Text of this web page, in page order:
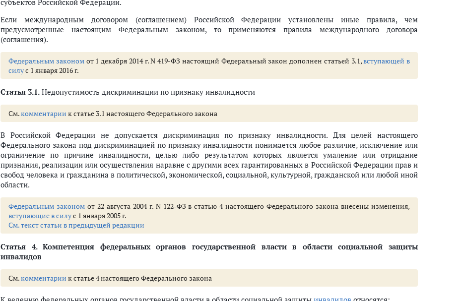
субъектов Российской Федерации.
Если международным договором (соглашением) Российской Федерации установлены иные правила, чем
предусмотренные настоящим Федеральным законом, то применяются правила международного договора
(соглашения).
Федеральным закономот 1 декабря 2014 г. N 419-ФЗ настоящий Федеральный закон дополнен статьей 3.1,вступающей в
силус 1 января 2016 г.
Статья 3.1. Недопустимость дискриминации по признаку инвалидности
См.комментарии к статье 3.1 настоящего Федерального закона
В Российской Федерации не допускается дискриминация по признаку инвалидности. Для целей настоящего
Федерального закона под дискриминацией по признаку инвалидности понимается любое различие, исключение или
ограничение по причине инвалидности, целью либо результатом которых является умаление или отрицание
признания, реализации или осуществления наравне с другими всех гарантированных в Российской Федерации прав и
свобод человека и гражданина в политической, экономической, социальной, культурной, гражданской или любой иной
области.
Федеральным закономот 22 августа 2004 г. N 122-ФЗ в статью 4 настоящего Федерального закона внесены изменения,
вступающие в силус 1 января 2005 г.
См. текст статьи в предыдущей редакции
Статья 4.Компетенция федеральных органов государственной власти в области социальной защиты
инвалидов
См.комментарии к статье 4 настоящего Федерального закона